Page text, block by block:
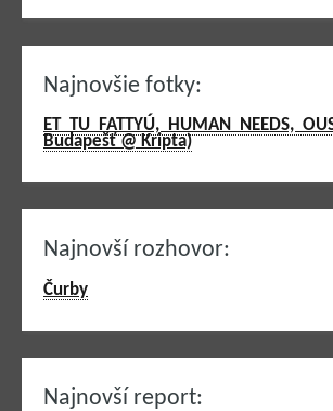
Najnovšie fotky:
ET TU FATTYÚ, HUMAN NEEDS,
Budapešť @ Kripta)
Najnovší rozhovor:
Čurby
Najnovší report: